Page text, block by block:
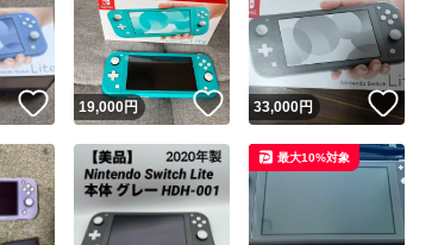
※このバッジは実績に基づく表示であり、発送を保証してい
スピード＆安心発送
このユーザーは高頻度で24
ます
スピード発送 このユーザーは高頻度で24
安心発送 このユーザーは設定した発
いいね！
19,000円 いいね！
33,000円
最大10%対象